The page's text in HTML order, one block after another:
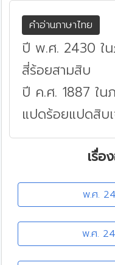
คำอ่านภาษาไทย
ปี พ.ศ. 2430 ใ
สี่ร้อยสามสิบ
ปี ค.ศ. 1887 ใน
แปดร้อยแปดสิบ
เรื่อ
พ.ศ.
พ.ศ.